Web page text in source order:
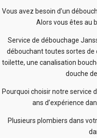
Vous avez besoin d’un
Alors vous êtes au
Service de débouchage
débouchant toutes sortes de
toilette, une canalisation
douche
Pourquoi choisir notre service
ans d’expérience
Plusieurs plombiers dans